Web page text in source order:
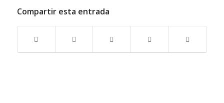
Compartir esta entrada